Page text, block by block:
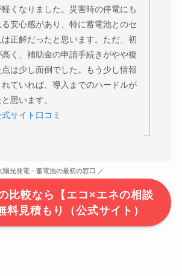
くなりました。災害時の停電にも
安心感があり、特に蓄電池とのセ
は正解だったと思います。ただ、初
く、補助金の申請手続きがやや複
は少し面倒でした。もう少し情報
れていれば、導入までのハードルが
思います。
サイト口コミ
陽光発電・蓄電池の最初の窓口 ／
比較なら【エコ×エネの相談
料見積もり（公式サイト）